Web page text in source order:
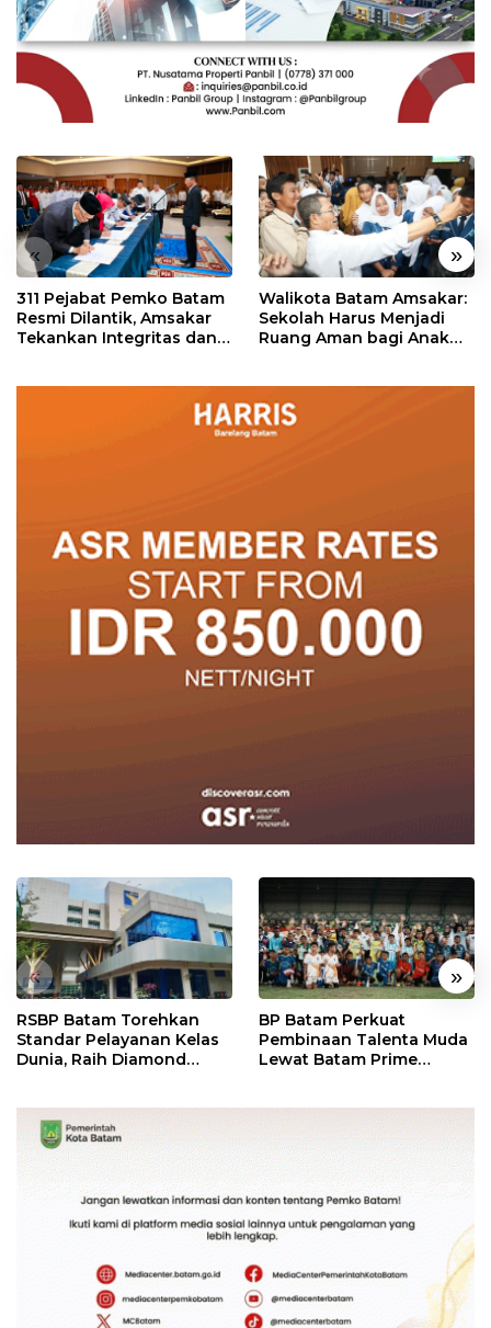
« »
311 Pejabat Pemko Batam
Resmi Dilantik, Amsakar
Tekankan Integritas dan
Walikota Batam Amsakar:
Sekolah Harus Menjadi
Ruang Aman bagi Anak
« »
RSBP Batam Torehkan
Standar Pelayanan Kelas
Dunia, Raih Diamond
BP Batam Perkuat
Pembinaan Talenta Muda
Lewat Batam Prime